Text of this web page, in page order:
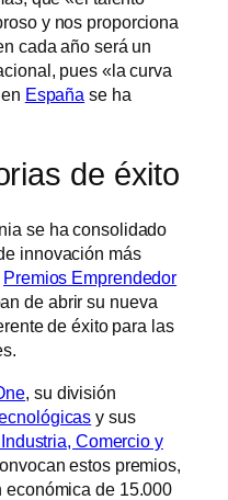
y nos proporciona
cada año será un
pues «la curva
en España se ha
de éxito
se ha consolidado
innovación más
Premios Emprendedor
de abrir su nueva
de éxito para las
, su división
y sus
Comercio y
estos premios,
económica de 15.000